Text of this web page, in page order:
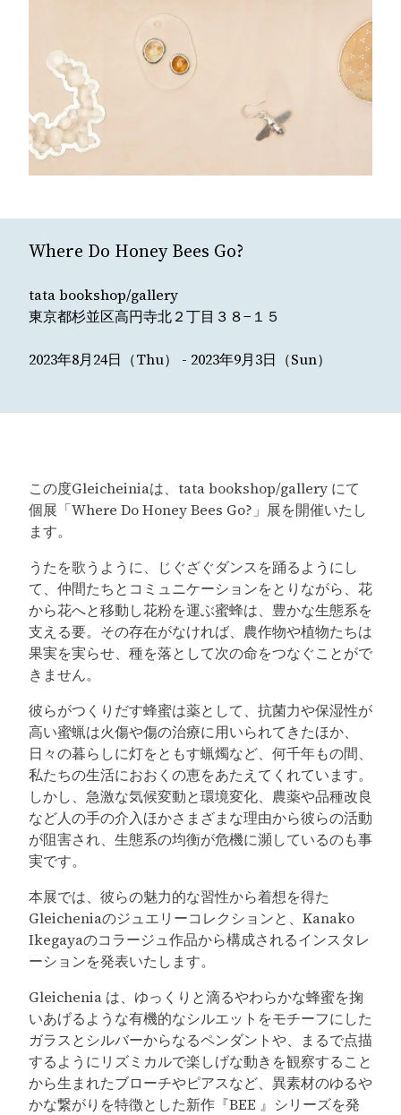
Where Do Honey Bees Go?
tata bookshop/gallery
東京都杉並区高円寺北２丁目３８−１５
2023年8月24日（Thu） - 2023年9月3日（Sun）
この度Gleicheiniaは、tata bookshop/gallery にて
個展「Where Do Honey Bees Go?」展を開催いたし
ます。
うたを歌うように、じぐざぐダンスを踊るようにし
て、仲間たちとコミュニケーションをとりながら、花
から花へと移動し花粉を運ぶ蜜蜂は、豊かな生態系を
支える要。その存在がなければ、農作物や植物たちは
果実を実らせ、種を落として次の命をつなぐことがで
きません。
彼らがつくりだす蜂蜜は薬として、抗菌力や保湿性が
高い蜜蝋は火傷や傷の治療に用いられてきたほか、
日々の暮らしに灯をともす蝋燭など、何千年もの間、
私たちの生活におおくの恵をあたえてくれています。
しかし、急激な気候変動と環境変化、農薬や品種改良
など人の手の介入ほかさまざまな理由から彼らの活動
が阻害され、生態系の均衡が危機に瀕しているのも事
実です。
本展では、彼らの魅力的な習性から着想を得た
Gleicheniaのジュエリーコレクションと、Kanako
Ikegayaのコラージュ作品から構成されるインスタレ
ーションを発表いたします。
Gleichenia は、ゆっくりと滴るやわらかな蜂蜜を掬
いあげるような有機的なシルエットをモチーフにした
ガラスとシルバーからなるペンダントや、まるで点描
するようにリズミカルで楽しげな動きを観察すること
から生まれたブローチやピアスなど、異素材のゆるや
かな繋がりを特徴とした新作『BEE 』シリーズを発